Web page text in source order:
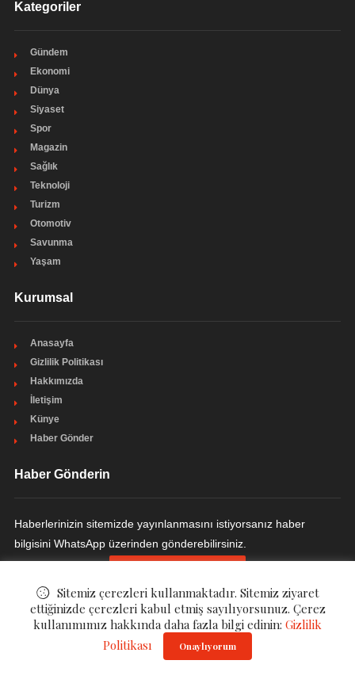
Kategoriler
Gündem
Ekonomi
Dünya
Siyaset
Spor
Magazin
Sağlık
Teknoloji
Turizm
Otomotiv
Savunma
Yaşam
Kurumsal
Anasayfa
Gizlilik Politikası
Hakkımızda
İletişim
Künye
Haber Gönder
Haber Gönderin
Haberlerinizin sitemizde yayınlanmasını istiyorsanız haber
bilgisini WhatsApp üzerinden gönderebilirsiniz.
. All Rights Reserved.
Sitemiz çerezleri kullanmaktadır. Sitemiz ziyaret
ettiğinizde çerezleri kabul etmiş sayılıyorsunuz. Çerez
kullanımımız hakkında daha fazla bilgi edinin: Gizlilik
Politikası
Onaylıyorum